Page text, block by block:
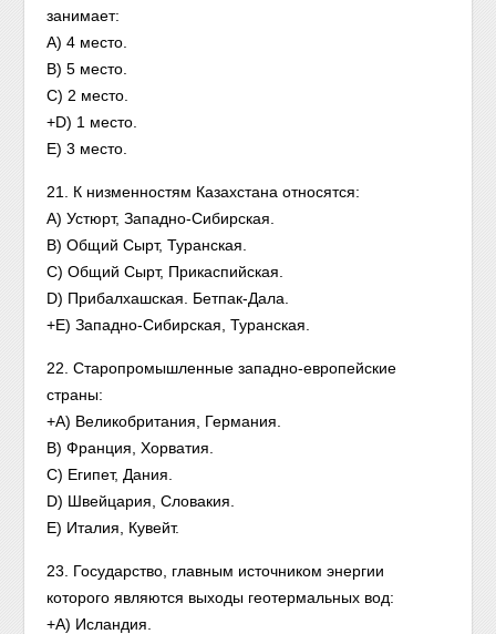
занимает:
A) 4 место.
B) 5 место.
C) 2 место.
+D) 1 место.
Е) 3 место.
21. К низменностям Казахстана относятся:
A) Устюрт, Западно-Сибирская.
B) Общий Сырт, Туранская.
C) Общий Сырт, Прикаспийская.
D) Прибалхашская. Бетпак-Дала.
+E) Западно-Сибирская, Туранская.
22. Старопромышленные западно-европейские
страны:
+A) Великобритания, Германия.
B) Франция, Хорватия.
C) Египет, Дания.
D) Швейцария, Словакия.
E) Италия, Кувейт.
23. Государство, главным источником энергии
которого являются выходы геотермальных вод:
+A) Исландия.